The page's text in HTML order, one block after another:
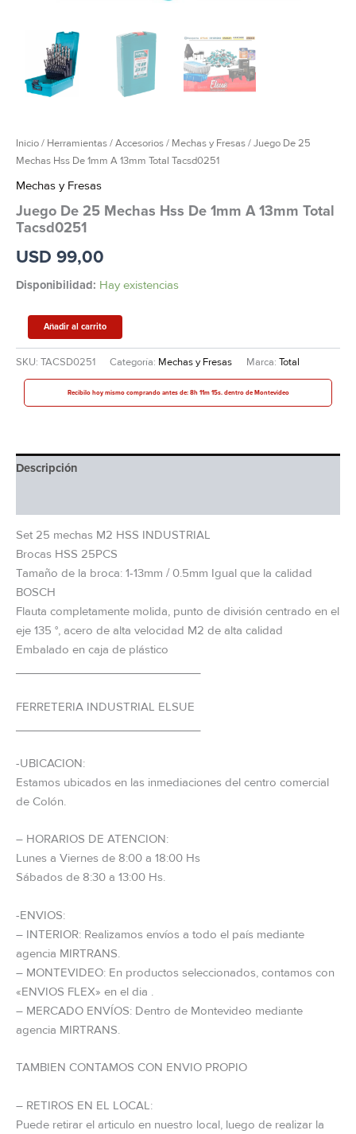
Inicio/ Herramientas/Accesorios/ Mechas y Fresas/ Juego De 25
Mechas Hss De 1mm A 13mm Total Tacsd0251
Mechas y Fresas
Juego De 25 Mechas Hss De 1mm A 13mm Total
Tacsd0251
USD 99,00
Disponibilidad: Hay existencias
Añadir al carrito
SKU: TACSD0251 Categoría: Mechas y Fresas Marca: Total
Recibilo hoy mismo comprando antes de: 8h 11m 14s. dentro de Montevideo
Descripción
Set 25 mechas M2 HSS INDUSTRIAL
Brocas HSS 25PCS
Tamaño de la broca: 1-13mm / 0.5mm Igual que la calidad
BOSCH
Flauta completamente molida, punto de división centrado en el
eje 135 °, acero de alta velocidad M2 de alta calidad
Embalado en caja de plástico
FERRETERIA INDUSTRIAL ELSUE
-UBICACION:
Estamos ubicados en las inmediaciones del centro comercial
de Colón.
– HORARIOS DE ATENCION:
Lunes a Viernes de 8:00 a 18:00 Hs
Sábados de 8:30 a 13:00 Hs.
-ENVIOS:
– INTERIOR: Realizamos envíos a todo el país mediante
agencia MIRTRANS.
– MONTEVIDEO: En productos seleccionados, contamos con
«ENVIOS FLEX» en el dia .
– MERCADO ENVÍOS: Dentro de Montevideo mediante
agencia MIRTRANS.
TAMBIEN CONTAMOS CON ENVIO PROPIO
– RETIROS EN EL LOCAL:
Puede retirar el articulo en nuestro local, luego de realizar la